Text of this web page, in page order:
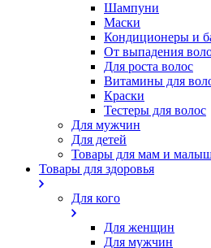
Шампуни
Маски
Кондиционеры и
От выпадения
Для роста волос
Витамины для
Краски
Тестеры для волос
Для мужчин
Для детей
Товары для мам и
Товары для здоровья
Для кого
Для женщин
Для мужчин